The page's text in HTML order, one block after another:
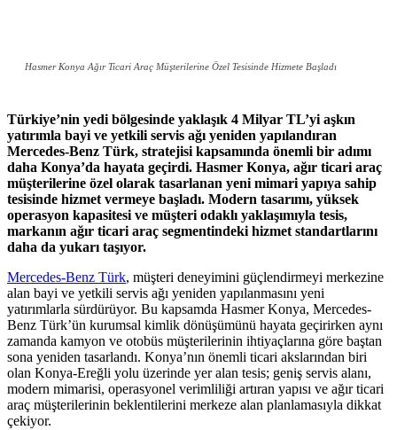
Hasmer Konya Ağır Ticari Araç Müşterilerine Özel Tesisinde Hizmete Başladı
Türkiye’nin yedi bölgesinde yaklaşık 4 Milyar TL’yi aşkın
yatırımla bayi ve yetkili servis ağı yeniden yapılandıran
Mercedes-Benz Türk, stratejisi kapsamında önemli bir adımı
daha Konya’da hayata geçirdi. Hasmer Konya, ağır ticari araç
müşterilerine özel olarak tasarlanan yeni mimari yapıya sahip
tesisinde hizmet vermeye başladı. Modern tasarımı, yüksek
operasyon kapasitesi ve müşteri odaklı yaklaşımıyla tesis,
markanın ağır ticari araç segmentindeki hizmet standartlarını
daha da yukarı taşıyor.
Mercedes-Benz Türk, müşteri deneyimini güçlendirmeyi merkezine
alan bayi ve yetkili servis ağı yeniden yapılanmasını yeni
yatırımlarla sürdürüyor. Bu kapsamda Hasmer Konya, Mercedes-
Benz Türk’ün kurumsal kimlik dönüşümünü hayata geçirirken aynı
zamanda kamyon ve otobüs müşterilerinin ihtiyaçlarına göre baştan
sona yeniden tasarlandı. Konya’nın önemli ticari akslarından biri
olan Konya-Ereğli yolu üzerinde yer alan tesis; geniş servis alanı,
modern mimarisi, operasyonel verimliliği artıran yapısı ve ağır ticari
araç müşterilerinin beklentilerini merkeze alan planlamasıyla dikkat
çekiyor.